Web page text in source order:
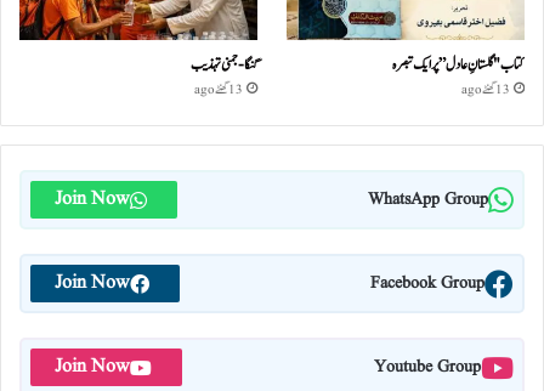
کتاب "گلستانِ عادل” پر ایک تبصرہ
13 گھنٹے ago
گنگا-جمنی تہذیب
13 گھنٹے ago
WhatsApp Group
Join Now
Facebook Group
Join Now
Youtube Group
Join Now